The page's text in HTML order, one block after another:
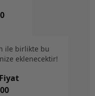
ile birlikte bu
eklenecektir!